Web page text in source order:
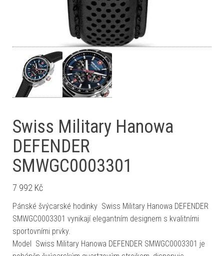
Swiss Military Hanowa
DEFENDER
SMWGC0003301
7 992 Kč
Pánské švýcarské hodinky Swiss Military Hanowa DEFENDER
SMWGC0003301 vynikají elegantním designem s kvalitními
sportovními prvky.
Model Swiss Military Hanowa DEFENDER SMWGC0003301 je